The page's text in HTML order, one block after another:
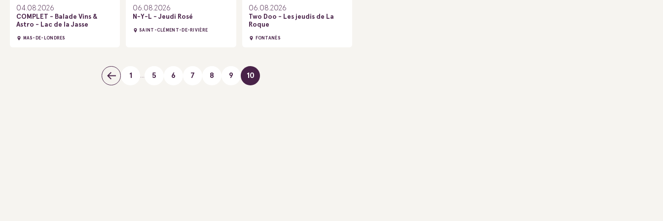
04.08.2026
COMPLET - Balade Vins &
Astro - Lac de la Jasse
MAS-DE-LONDRES
06.08.2026
N-Y-L - Jeudi Rosé
SAINT-CLÉMENT-DE-RIVIÈRE
06.08.2026
Two Doo - Les jeudis de La
Roque
FONTANÈS
1 ... 5 6 7 8 9 10